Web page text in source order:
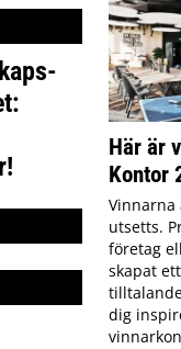
Här är
Kontor
Vinnarna
utsetts.
företag
skapat
dig